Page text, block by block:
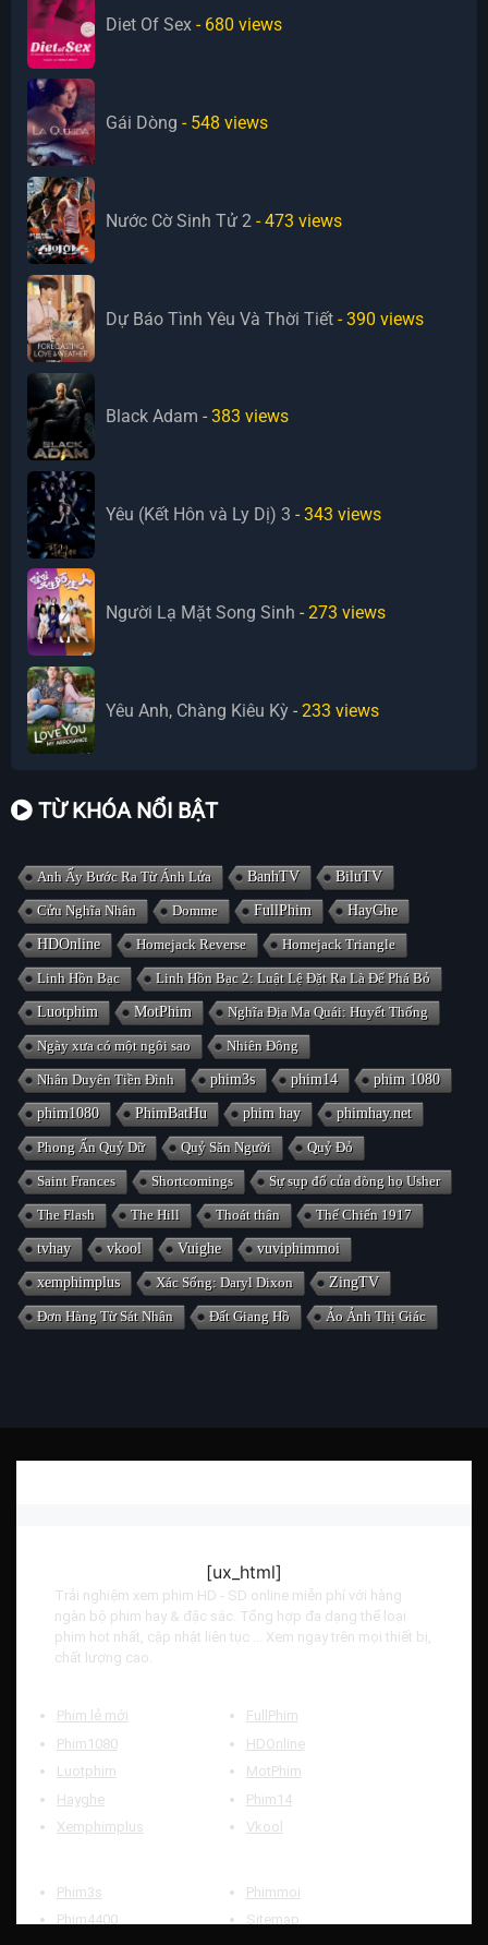
Diet Of Sex - 680 views
Gái Dòng - 548 views
Nước Cờ Sinh Tử 2 - 473 views
Dự Báo Tình Yêu Và Thời Tiết - 390 views
Black Adam - 383 views
Yêu (Kết Hôn và Ly Dị) 3 - 343 views
Người Lạ Mặt Song Sinh - 273 views
Yêu Anh, Chàng Kiêu Kỳ - 233 views
TỪ KHÓA NỔI BẬT
Anh Ấy Bước Ra Từ Ánh Lửa BanhTV BiluTV
Cửu Nghĩa Nhân Domme FullPhim HayGhe
HDOnline Homejack Reverse Homejack Triangle
Linh Hồn Bạc Linh Hồn Bạc 2: Luật Lệ Đặt Ra Là Để Phá Bỏ
Luotphim MotPhim Nghĩa Địa Ma Quái: Huyết Thống
Ngày xưa có một ngôi sao Nhiên Đông
Nhân Duyên Tiền Đình phim3s phim14 phim 1080
phim1080 PhimBatHu phim hay phimhay.net
Phong Ấn Quỷ Dữ Quỷ Săn Người Quỷ Đỏ
Saint Frances Shortcomings Sự sụp đổ của dòng họ Usher
The Flash The Hill Thoát thân Thế Chiến 1917
tvhay vkool Vuighe vuviphimmoi
xemphimplus Xác Sống: Daryl Dixon ZingTV
Đơn Hàng Từ Sát Nhân Đất Giang Hồ Ảo Ảnh Thị Giác